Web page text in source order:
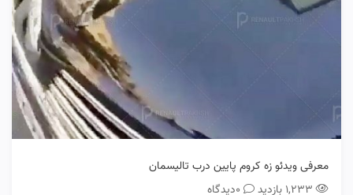
معرفی ویدئو زه کروم پایین درب تالیسمان
۱,۲۳۳ بازدید
0دیدگاه